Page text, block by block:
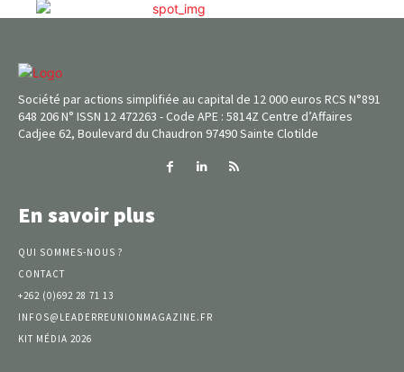
Société par actions simplifiée au capital de 12 000 euros RCS N°891
648 206 N° ISSN 12 472263 - Code APE : 5814Z Centre d’Affaires
Cadjee 62, Boulevard du Chaudron 97490 Sainte Clotilde
En savoir plus
QUI SOMMES-NOUS ?
CONTACT
+262 (0)692 28 71 13
INFOS@LEADERREUNIONMAGAZINE.FR
KIT MÉDIA 2026